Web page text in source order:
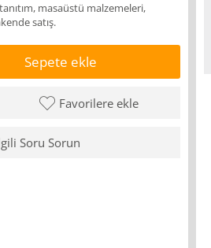
masaüstü malzemeleri,
satış.
Sepete ekle
Favorilere ekle
Soru Sorun